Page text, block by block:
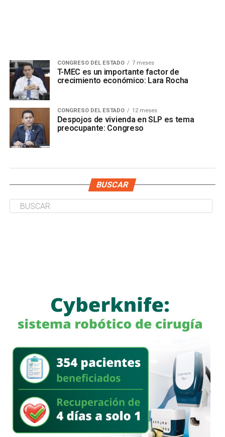
CONGRESO DEL ESTADO 7 meses
T-MEC es un importante factor de
crecimiento económico: Lara Rocha
CONGRESO DEL ESTADO 12 meses
Despojos de vivienda en SLP es tema
preocupante: Congreso
BUSCAR